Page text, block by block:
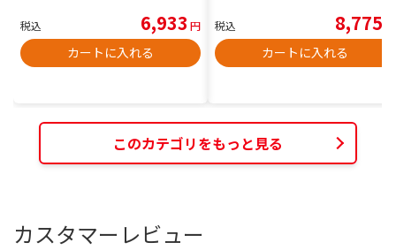
税込 6,933 円
カートに入れる
税込 8,775
カートに入れる
このカテゴリをもっと見る
カスタマーレビュー